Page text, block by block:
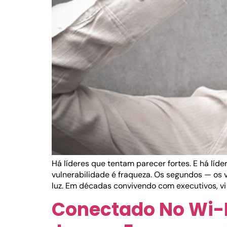
Há líderes que tentam parecer fortes. E há
vulnerabilidade é fraqueza. Os segundos —
luz. Em décadas convivendo com executivos,
Conectado No